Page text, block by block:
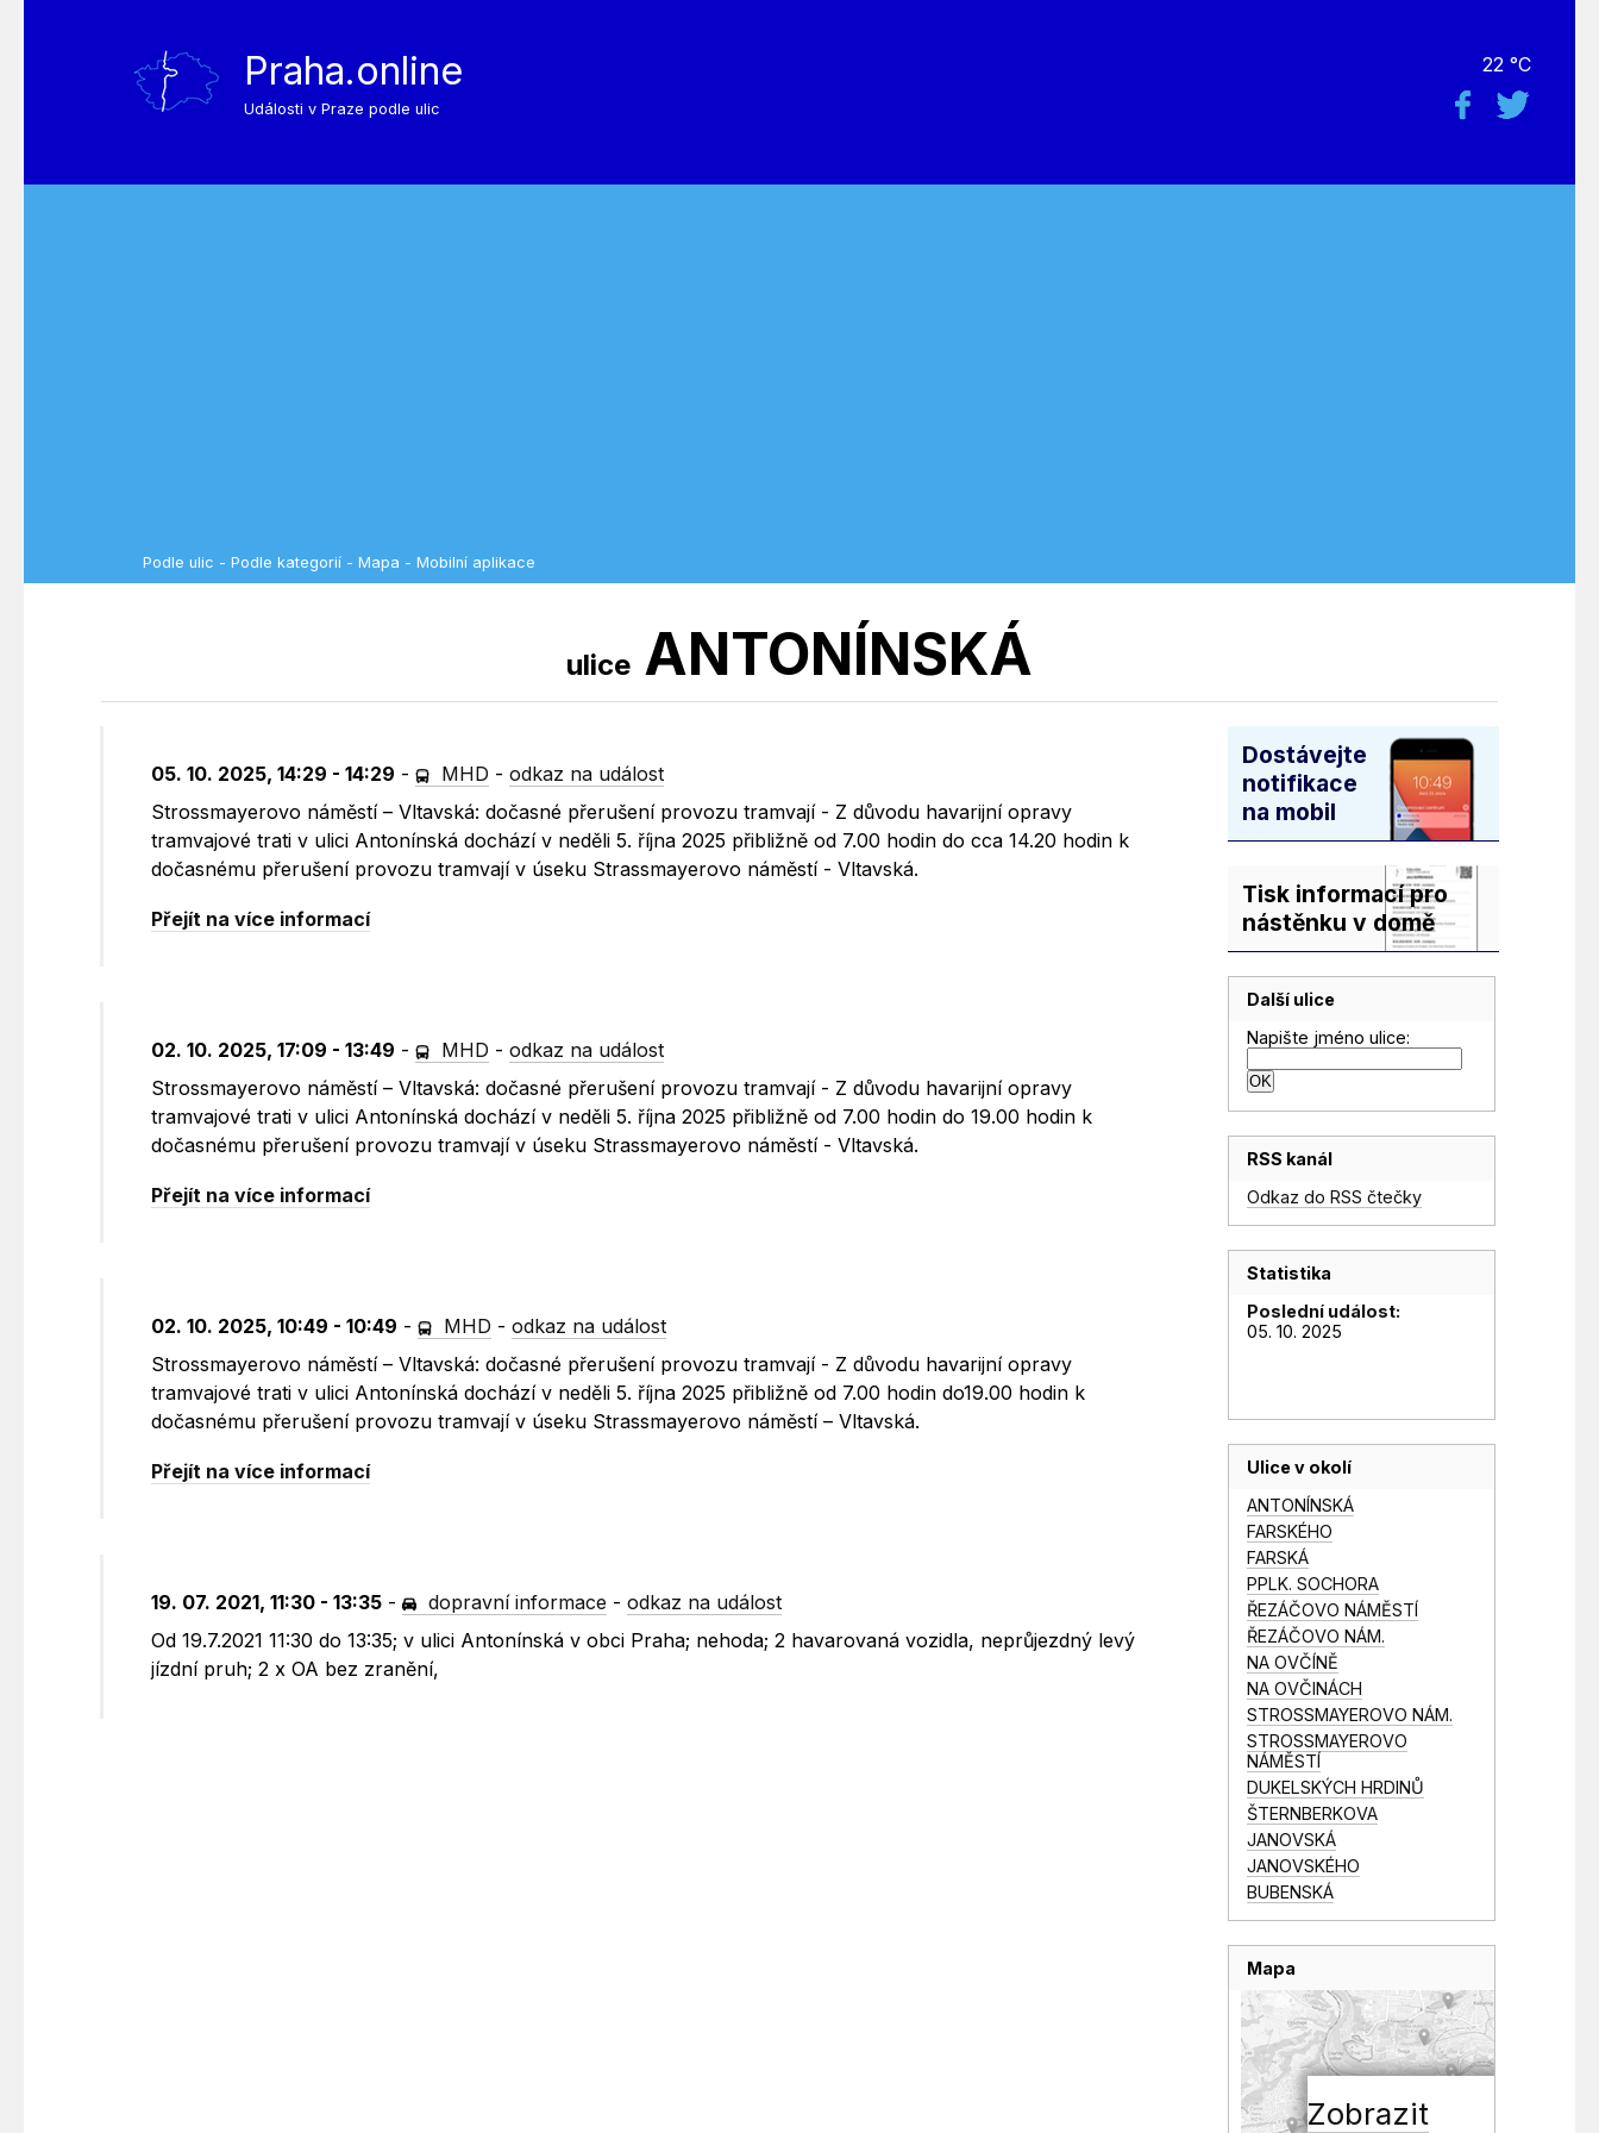
Praha.online
Události v Praze podle ulic
22 °C
Podle ulic - Podle kategorií - Mapa - Mobilní aplikace
ulice ANTONÍNSKÁ
05. 10. 2025, 14:29 - 14:29 - MHD -odkaz na událost
Strossmayerovo náměstí – Vltavská: dočasné přerušení provozu tramvají - Z důvodu havarijní opravy
tramvajové trati v ulici Antonínská dochází v neděli 5. října 2025 přibližně od 7.00 hodin do cca 14.20 hodin k
dočasnému přerušení provozu tramvají v úseku Strassmayerovo náměstí - Vltavská.
Přejít na více informací
02. 10. 2025, 17:09 - 13:49 - MHD -odkaz na událost
Strossmayerovo náměstí – Vltavská: dočasné přerušení provozu tramvají - Z důvodu havarijní opravy
tramvajové trati v ulici Antonínská dochází v neděli 5. října 2025 přibližně od 7.00 hodin do 19.00 hodin k
dočasnému přerušení provozu tramvají v úseku Strassmayerovo náměstí - Vltavská.
Přejít na více informací
02. 10. 2025, 10:49 - 10:49 - MHD -odkaz na událost
Strossmayerovo náměstí – Vltavská: dočasné přerušení provozu tramvají - Z důvodu havarijní opravy
tramvajové trati v ulici Antonínská dochází v neděli 5. října 2025 přibližně od 7.00 hodin do19.00 hodin k
dočasnému přerušení provozu tramvají v úseku Strassmayerovo náměstí – Vltavská.
Přejít na více informací
19. 07. 2021, 11:30 - 13:35 - dopravní informace -odkaz na událost
Od 19.7.2021 11:30 do 13:35; v ulici Antonínská v obci Praha; nehoda; 2 havarovaná vozidla, neprůjezdný levý
jízdní pruh; 2 x OA bez zranění,
Dostávejte
notifikace
na mobil
Tisk informací pro
nástěnku v domě
Další ulice
Napište jméno ulice:
RSS kanál
Odkaz do RSS čtečky
Statistika
Poslední událost:
05. 10. 2025
Ulice v okolí
ANTONÍNSKÁ
FARSKÉHO
FARSKÁ
PPLK. SOCHORA
ŘEZÁČOVO NÁMĚSTÍ
ŘEZÁČOVO NÁM.
NA OVČÍNĚ
NA OVČINÁCH
STROSSMAYEROVO NÁM.
STROSSMAYEROVO
NÁMĚSTÍ
DUKELSKÝCH HRDINŮ
ŠTERNBERKOVA
JANOVSKÁ
JANOVSKÉHO
BUBENSKÁ
Mapa
Zobrazit